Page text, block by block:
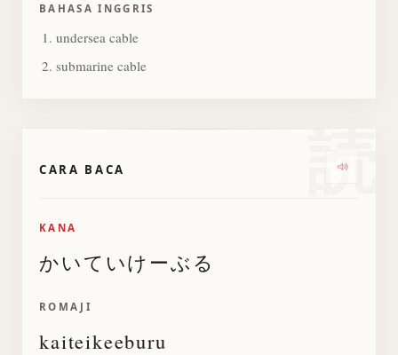
BAHASA INGGRIS
undersea cable
submarine cable
読
CARA BACA
KANA
かいていけーぶる
ROMAJI
kaiteikeeburu